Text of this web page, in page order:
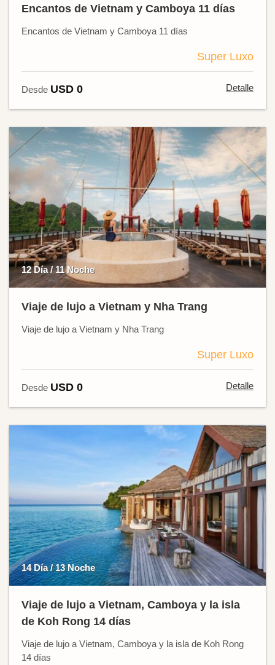
Encantos de Vietnam y Camboya 11 días
Encantos de Vietnam y Camboya 11 días
Super Luxo
Desde USD 0 Detalle
12 Día / 11 Noche
Viaje de lujo a Vietnam y Nha Trang
Viaje de lujo a Vietnam y Nha Trang
Super Luxo
Desde USD 0 Detalle
14 Día / 13 Noche
Viaje de lujo a Vietnam, Camboya y la isla
de Koh Rong 14 días
Viaje de lujo a Vietnam, Camboya y la isla de Koh Rong
14 días